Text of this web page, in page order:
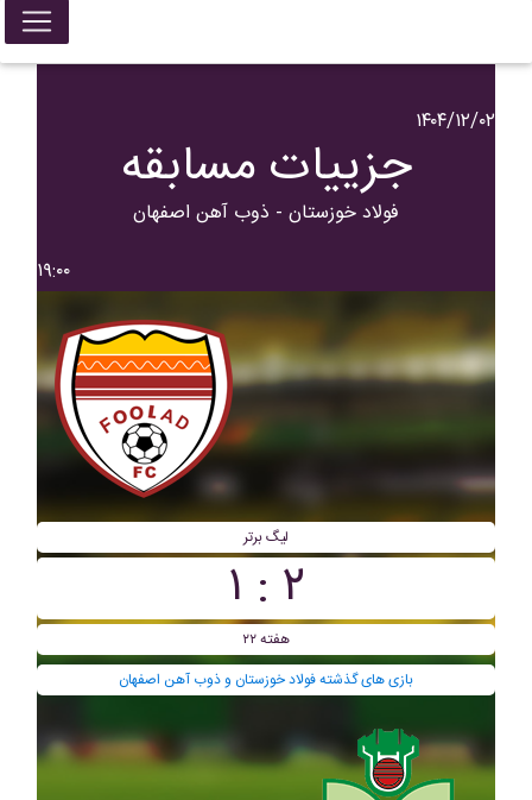
۱۴۰۴/۱۲/۰۲
جزییات مسابقه
فولاد خوزستان - ذوب آهن اصفهان
۱۹:۰۰
لیگ برتر
۲ : ۱
هفته ۲۲
بازی های گذشته فولاد خوزستان و ذوب آهن اصفهان